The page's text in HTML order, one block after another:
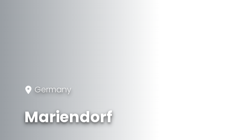
Germany
Mariendorf